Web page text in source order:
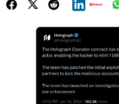
Chia
$1.37
-2.35%